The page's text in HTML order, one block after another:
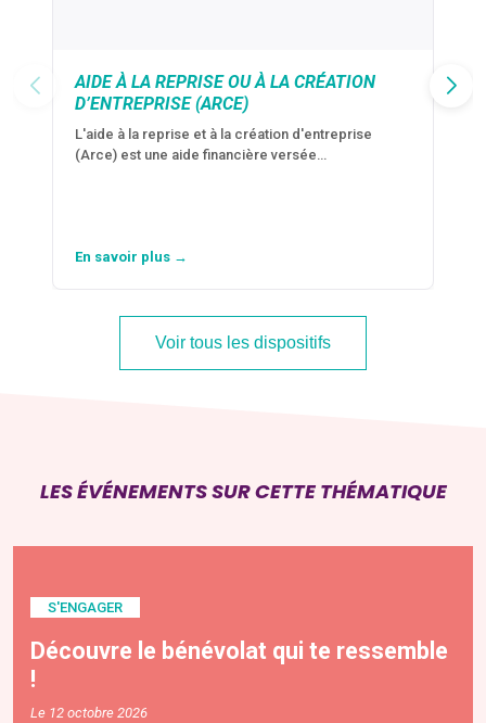
AIDE À LA REPRISE OU À LA CRÉATION
D’ENTREPRISE (ARCE)
L'aide à la reprise et à la création d'entreprise
(Arce) est une aide financière versée…
En savoir plus →
Voir tous les dispositifs
LES ÉVÉNEMENTS SUR CETTE THÉMATIQUE
S'ENGAGER
Découvre le bénévolat qui te ressemble
!
Le 12 octobre 2026